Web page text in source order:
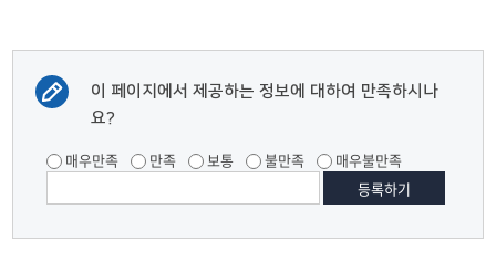
이 페이지에서 제공하는 정보에 대하여 만족하시나
요?
매우만족 만족 보통 불만족 매우불만족